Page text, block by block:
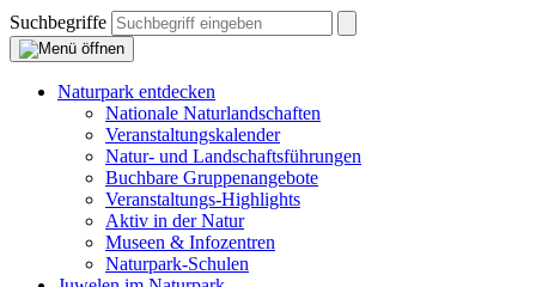
Suchbegriffe
Naturpark entdecken
Nationale Naturlandschaften
Veranstaltungskalender
Natur- und Landschaftsführungen
Buchbare Gruppenangebote
Veranstaltungs-Highlights
Aktiv in der Natur
Museen & Infozentren
Naturpark-Schulen